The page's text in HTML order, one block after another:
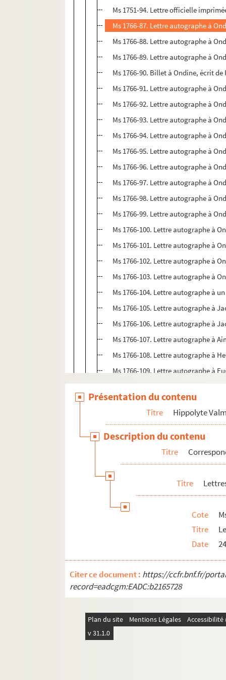
Ms 1751-94. Lettre officielle
Ms 1766-87. Lettre autographe à
Ms 1766-88. Lettre autographe à
Ms 1766-89. Lettre autographe à
Ms 1766-90. Billet à Ondine, écrit de
Ms 1766-91. Lettre autographe à
Ms 1766-92. Lettre autographe à
Ms 1766-93. Lettre autographe à
Ms 1766-94. Lettre autographe à
Ms 1766-95. Lettre autographe à
Ms 1766-96. Lettre autographe à
Ms 1766-97. Lettre autographe à
Ms 1766-98. Lettre autographe à
Ms 1766-99. Lettre autographe à
Ms 1766-100. Lettre autographe à
Ms 1766-101. Lettre autographe à
Ms 1766-102. Lettre autographe à
Ms 1766-103. Lettre autographe à
Ms 1766-104. Lettre autographe à
Ms 1766-105. Lettre autographe à
Ms 1766-106. Lettre autographe à
Ms 1766-107. Lettre autographe à
Ms 1766-108. Lettre autographe à
Ms 1766-109. Lettre autographe à
Ms 1766-110. Lettre autographe à
Ms 1766-111. Lettre autographe à
Ms 1766-112. Lettre autographe à
Ms 1766-113. Lettre autographe à
Ms 1844-1. Lettre autographe à
Lettres reçues par Hippolyte Valmore
Ecrits d'Hippolyte Valmore
Documents concernant Hippolyte
Présentation du contenu
Titre Hippolyte
Description du contenu
Titre
Titre
Cote
Titre
Date
Citer ce document : https://ccfr.bnf.fr/
record=eadcgm:EADC:b2165728
Plan du site Mentions Légales
v 31.1.0